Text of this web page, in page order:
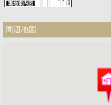
周辺地図